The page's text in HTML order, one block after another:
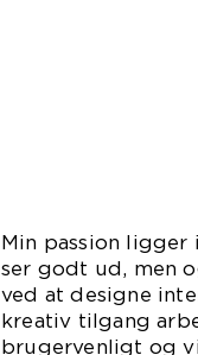
Min passion
ser godt ud, men
ved at designe
kreativ tilgang
brugervenligt og